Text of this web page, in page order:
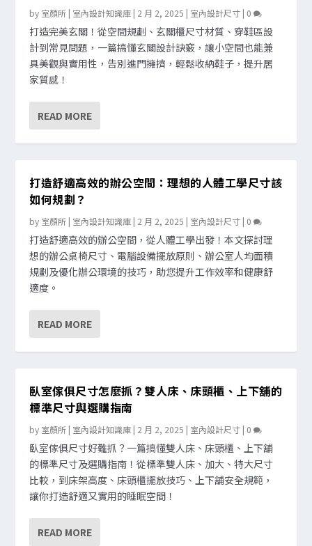
by 室顏所 | 室內設計知識庫 | 2 月 2, 2025 | 室內設計尺寸 | 0
打造完美玄關！從空間規劃、玄關櫃尺寸材質、穿鞋區設
計到常見問題，一篇搞懂玄關設計訣竅，讓小空間也能兼
具美觀與實用性，告別進門擁擠，輕鬆收納鞋子，提升居
家質感！
READ MORE
打造舒適高效的辦公空間：理想的人體工學尺寸該
如何規劃？
by 室顏所 | 室內設計知識庫 | 2 月 2, 2025 | 室內設計尺寸 | 0
打造舒適高效的辦公空間，從人體工學出發！本文探討理
想的辦公桌椅尺寸、電腦設備擺放原則、辦公室人均面積
規劃及優化辦公環境的技巧，助您提升工作效率和健康舒
適度。
READ MORE
臥室傢俱尺寸怎麼抓？雙人床、床頭櫃、上下舖的
標準尺寸與選購指南
by 室顏所 | 室內設計知識庫 | 2 月 2, 2025 | 室內設計尺寸 | 0
臥室傢俱尺寸好難抓？一篇搞懂雙人床、床頭櫃、上下舖
的標準尺寸及選購指南！從標準雙人床、加大、特大尺寸
比較，到床架高度、床頭櫃擺放技巧、上下舖安全規範，
讓你打造舒適又實用的睡眠空間！
READ MORE